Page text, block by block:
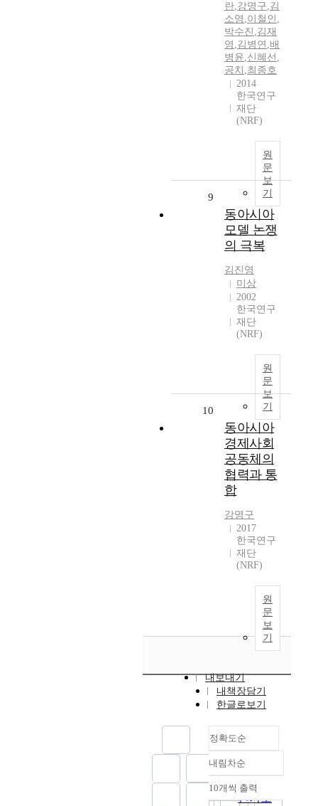
란,강명구,김
소영 ,이철인 ,
박수진 ,김재
영 ,김병연 ,배
병윤,신혜선 ,
공치 ,최종호
2014
한국연구
재단
(NRF)
원
문
보
기
9
동아시아
모델 논쟁
의 극복
김진영
미상
2002
한국연구
재단
(NRF)
원
문
보
기
10
동아시아
경제사회
공동체의
협력과 통
합
강명구
2017
한국연구
재단
(NRF)
원
문
보
기
내보내기
내책장담기
한글로보기
정확도순
정확도
순
인기도
내림차순
내림차순
10개씩 출력